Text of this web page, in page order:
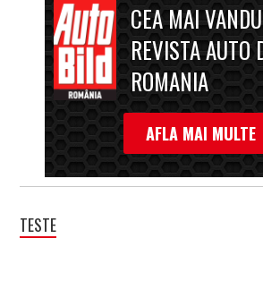
CEA MAI
REVISTA AUTO
ROMANIA
AFLA MAI MULTE
TESTE